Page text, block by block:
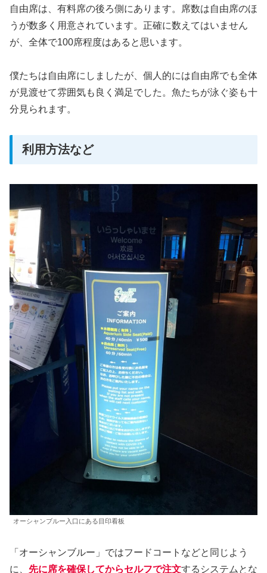
自由席は、有料席の後ろ側にあります。席数は自由席のほ
うが数多く用意されています。正確に数えてはいません
が、全体で100席程度はあると思います。
僕たちは自由席にしましたが、個人的には自由席でも全体
が見渡せて雰囲気も良く満足でした。魚たちが泳ぐ姿も十
分見られます。
利用方法など
オーシャンブルー入口にある目印看板
「オーシャンブルー」ではフードコートなどと同じよう
に、 先に席を確保してからセルフで注文するシステムとな